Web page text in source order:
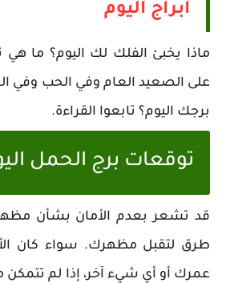
أبراج اليوم
ماذا يخبئ الفلك لك اليوم؟ ما
على الصعيد العام وفي الحب وفي
برجك اليوم؟ تابعوا القراءة.
توقعات برج الحمل
قد تشعر بعدم الأمان بشأن
طرق لتقبل مظهرك. سواء كان
عمرك أو أي شيء آخر، إذا لم